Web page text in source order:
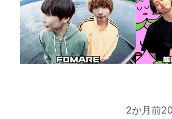
2か月前